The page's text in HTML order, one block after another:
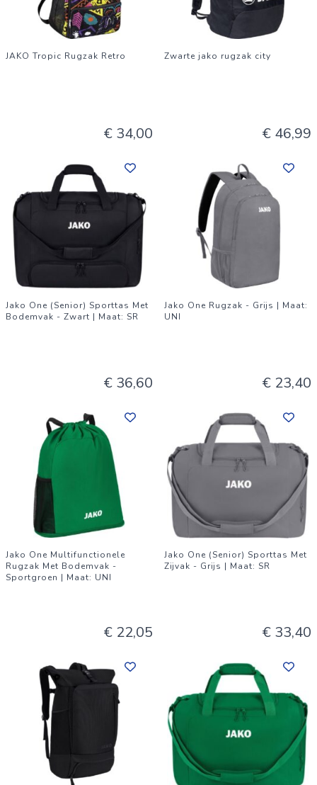
JAKO Tropic Rugzak Retro
€ 34,00
Zwarte jako rugzak city
€ 46,99
Jako One (Senior) Sporttas Met
Bodemvak - Zwart | Maat: SR
€ 36,60
Jako One Rugzak - Grijs | Maat:
UNI
€ 23,40
Jako One Multifunctionele
Rugzak Met Bodemvak -
Sportgroen | Maat: UNI
€ 22,05
Jako One (Senior) Sporttas Met
Zijvak - Grijs | Maat: SR
€ 33,40